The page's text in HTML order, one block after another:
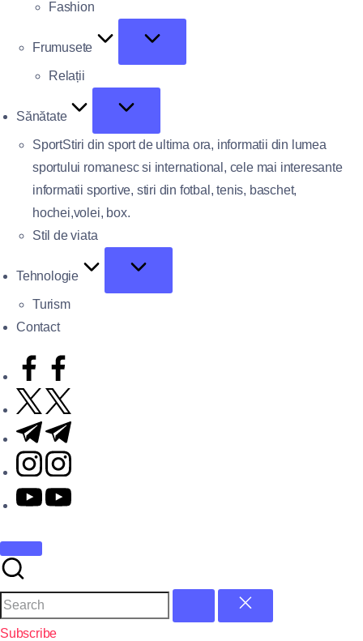
Fashion
Frumusete
Relații
Sănătate
SportStiri din sport de ultima ora, informatii din lumea
sportului romanesc si international, cele mai interesante
informatii sportive, stiri din fotbal, tenis, baschet,
hochei,volei, box.
Stil de viata
Tehnologie
Turism
Contact
Subscribe